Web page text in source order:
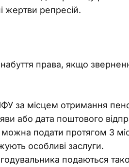
жертви репресій.
права, якщо
за місцем отримання
або дата поштового
подати протягом 3
особливі заслуги.
годувальника подаються